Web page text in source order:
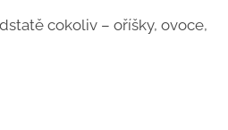
cokoliv – oříšky, ovoce,